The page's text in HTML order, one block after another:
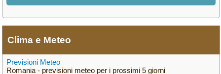
Clima e Meteo
Previsioni Meteo
Romania - previsioni meteo per i prossimi 5 giorni